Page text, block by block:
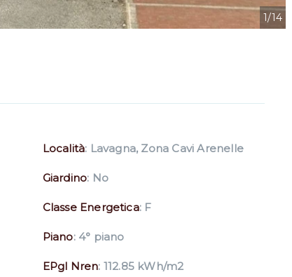
1/14
2/14
3/14
4/14
5/14
6/14
7/14
8/14
9/14
10/14
11/14
12/14
13/14
14/14
Località: Lavagna, Zona Cavi Arenelle
Giardino: No
Classe Energetica: F
Piano: 4° piano
EPgl Nren: 112.85 kWh/m2